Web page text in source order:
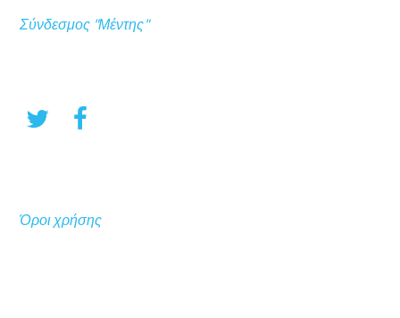
Σύνδεσμος "Μέντης"
Όροι χρήσης